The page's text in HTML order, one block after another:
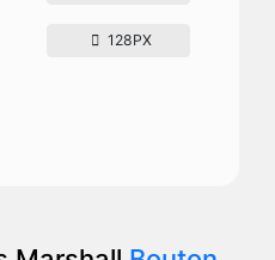
128PX